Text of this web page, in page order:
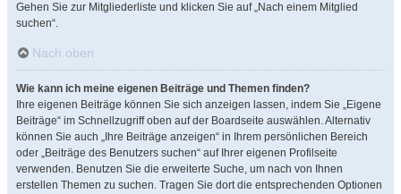
Gehen Sie zur Mitgliederliste und klicken Sie auf „Nach einem Mitglied
suchen“.
Nach oben
Wie kann ich meine eigenen Beiträge und Themen finden?
Ihre eigenen Beiträge können Sie sich anzeigen lassen, indem Sie „Eigene
Beiträge“ im Schnellzugriff oben auf der Boardseite auswählen. Alternativ
können Sie auch „Ihre Beiträge anzeigen“ in Ihrem persönlichen Bereich
oder „Beiträge des Benutzers suchen“ auf Ihrer eigenen Profilseite
verwenden. Benutzen Sie die erweiterte Suche, um nach von Ihnen
erstellen Themen zu suchen. Tragen Sie dort die entsprechenden Optionen